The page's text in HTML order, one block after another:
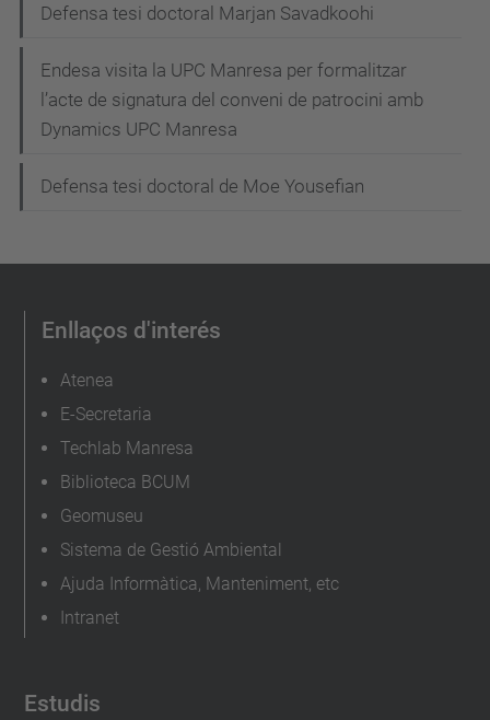
Defensa tesi doctoral Marjan Savadkoohi
Endesa visita la UPC Manresa per formalitzar
l’acte de signatura del conveni de patrocini amb
Dynamics UPC Manresa
Defensa tesi doctoral de Moe Yousefian
Estudis
Enllaços d'interés
Atenea
E-Secretaria
Techlab Manresa
Biblioteca BCUM
Geomuseu
Sistema de Gestió Ambiental
Ajuda Informàtica, Manteniment, etc
Intranet